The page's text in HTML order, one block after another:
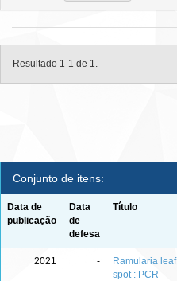
Resultado 1-1 de 1.
Conjunto de itens:
Data de
publicação
Data
de
defesa
Título
2021 -
Ramularia leaf
spot : PCR-